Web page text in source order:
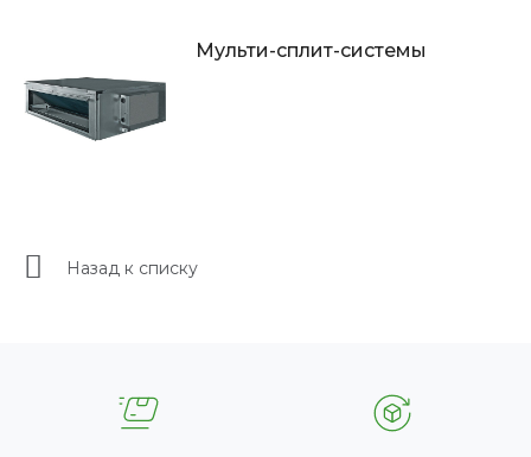
Мульти-сплит-системы
Назад к списку